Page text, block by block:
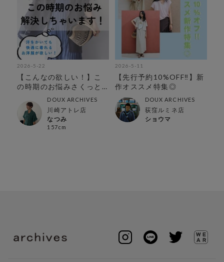
2026-5-22
【こんなの欲しい！】こ
の時期のお悩みさくっと
DOUX ARCHIVES
川崎アトレ店
なつみ
157cm
2026-5-11
【先行予約10%OFF‼︎】新
作オススメ特集◎
DOUX ARCHIVES
荻窪ルミネ店
ショウマ